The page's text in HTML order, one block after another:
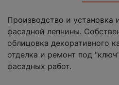
Производство и установка
фасадной лепнины.
облицовка декоративного
отделка и ремонт под
фасадных работ.